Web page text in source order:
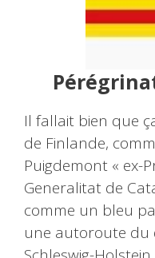
Il fallait bien que
de Finlande,
Puigdemont « ex-
Generalitat de
comme un bleu
une autoroute du